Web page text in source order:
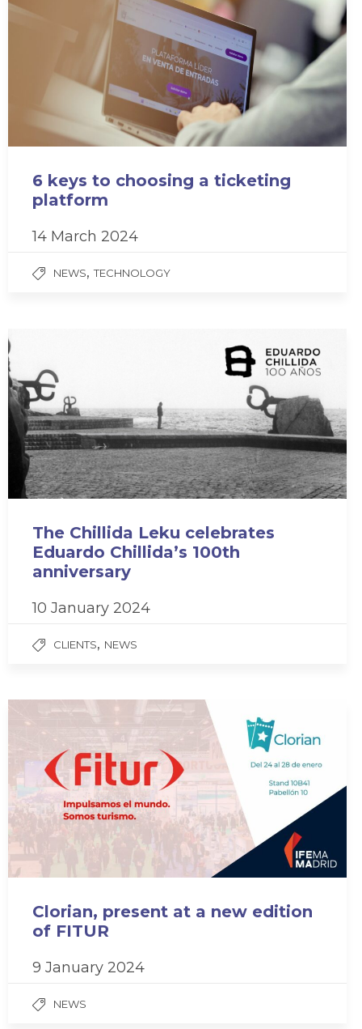
6 keys to choosing a ticketing
platform
14 March 2024
NEWS,TECHNOLOGY
The Chillida Leku celebrates
Eduardo Chillida’s 100th
anniversary
10 January 2024
CLIENTS, NEWS
Clorian, present at a new edition
of FITUR
9 January 2024
NEWS